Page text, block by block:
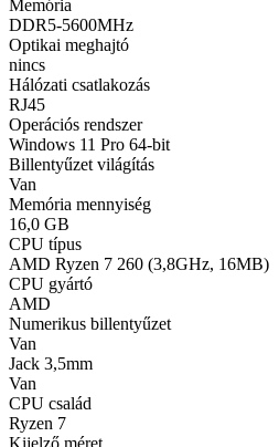
Memória
DDR5-5600MHz
Optikai meghajtó
nincs
Hálózati csatlakozás
RJ45
Operációs rendszer
Windows 11 Pro 64-bit
Billentyűzet világítás
Van
Memória mennyiség
16,0 GB
CPU típus
AMD Ryzen 7 260 (3,8GHz, 16MB)
CPU gyártó
AMD
Numerikus billentyűzet
Van
Jack 3,5mm
Van
CPU család
Ryzen 7
Kijelző méret